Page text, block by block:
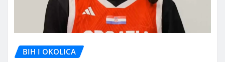
BIH I OKOLICA